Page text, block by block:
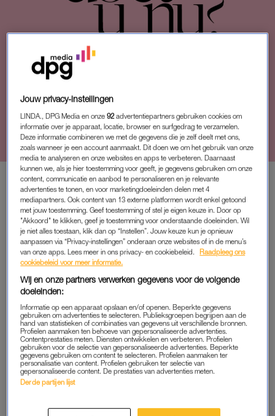
PERSOONLIJK VERHAAL
‘HIJ BLIJFT STAAN EN IK LAAT
HEM KIJKEN TERWIJL IK MIJN
JURK OP DIJHOOGTE SCHUIF
EN OVER ERWINS KRUIS WRIJF’
PREMIUM
LEES VERDER MET
PREMIUM
Krijg onbeperkt toegang tot alle
artikelen
Lees LINDA.magazine online
Geniet van te gekke winacties en
lekkere puzzels
Jouw privacy-instellingen
LINDA., DPG Media en onze92 advertentiepartners gebruiken cookies om
informatie over je apparaat, locatie, browser en surfgedrag te verzamelen.
Deze informatie combineren we met de gegevens die je zelf deelt met ons,
zoals wanneer je een account aanmaakt. Dit doen we om het gebruik van onze
media te analyseren en onze websites en apps te verbeteren. Daarnaast
kunnen we, als je hier toestemming voor geeft, je gegevens gebruiken om onze
content, communicatie en aanbod te personaliseren en je relevante
advertenties te tonen, en voor marketingdoeleinden delen met 4
mediapartners. Ook content van 13 externe platformen wordt enkel getoond
met jouw toestemming. Geef toestemming of stel je eigen keuze in. Door op
"Akkoord" te klikken, geef je toestemming voor onderstaande doeleinden. Wil
je niet alles toestaan, klik dan op “Instellen”. Jouw keuze kun je opnieuw
aanpassen via “Privacy-instellingen” onderaan onze websites of in de menu’s
van onze apps. Lees meer in ons privacy- en cookiebeleid.
Raadpleeg ons
cookiebeleid voor meer informatie.
Wij en onze partners verwerken gegevens voor de volgende
doeleinden:
Informatie op een apparaat opslaan en/of openen. Beperkte gegevens
gebruiken om advertenties te selecteren. Publieksgroepen begrijpen aan de
hand van statistieken of combinaties van gegevens uit verschillende bronnen.
Profielen aanmaken ten behoeve van gepersonaliseerde advertenties.
Contentprestaties meten. Diensten ontwikkelen en verbeteren. Profielen
gebruiken voor de selectie van gepersonaliseerde advertenties. Beperkte
gegevens gebruiken om content te selecteren. Profielen aanmaken ter
personalisatie van content. Profielen gebruiken ter selectie van
gepersonaliseerde content. De prestaties van advertenties meten.
Derde partijen lijst